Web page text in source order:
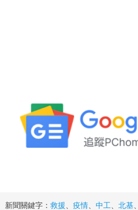
新聞關鍵字： 救援 疫情 中工 北基